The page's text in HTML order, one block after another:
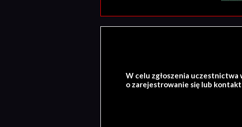
W celu zgłoszenia
o zarejestrowanie się lub